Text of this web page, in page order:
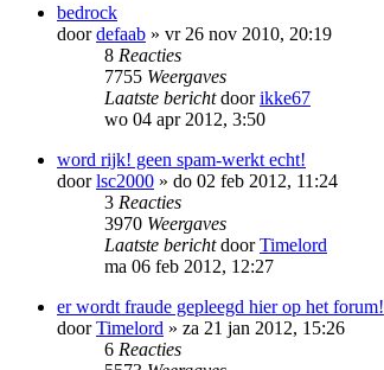
bedrock
doordefaab » vr 26 nov 2010, 20:19
8 Reacties
7755 Weergaves
Laatste berichtdoorikke67
wo 04 apr 2012, 3:50
word rijk! geen spam-werkt echt!
doorlsc2000 » do 02 feb 2012, 11:24
3 Reacties
3970 Weergaves
Laatste berichtdoorTimelord
ma 06 feb 2012, 12:27
er wordt fraude gepleegd hier op het forum!
doorTimelord » za 21 jan 2012, 15:26
6 Reacties